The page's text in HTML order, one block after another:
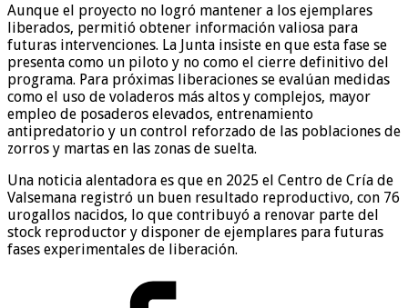
Aunque el proyecto no logró mantener a los ejemplares
liberados, permitió obtener información valiosa para
futuras intervenciones. La Junta insiste en que esta fase se
presenta como un piloto y no como el cierre definitivo del
programa. Para próximas liberaciones se evalúan medidas
como el uso de voladeros más altos y complejos, mayor
empleo de posaderos elevados, entrenamiento
antipredatorio y un control reforzado de las poblaciones de
zorros y martas en las zonas de suelta.
Una noticia alentadora es que en 2025 el Centro de Cría de
Valsemana registró un buen resultado reproductivo, con 76
urogallos nacidos, lo que contribuyó a renovar parte del
stock reproductor y disponer de ejemplares para futuras
fases experimentales de liberación.